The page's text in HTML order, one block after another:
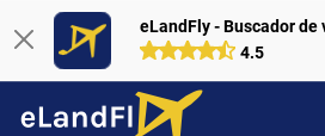
eLandFly - Buscador de
4.5